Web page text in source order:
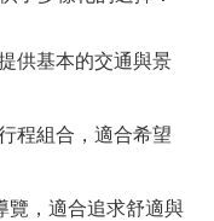
供基本的交通與景
程組合，適合希望
覽，適合追求舒適與